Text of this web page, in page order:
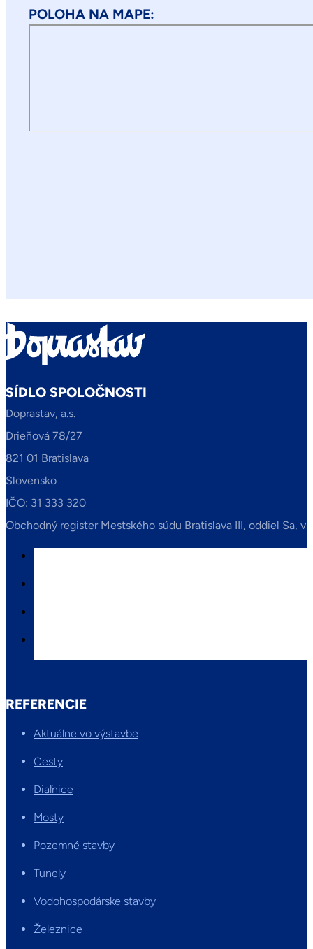
POLOHA NA MAPE:
SÍDLO SPOLOČNOSTI
Doprastav, a.s.
Drieňová 78/27
821 01 Bratislava
Slovensko
IČO: 31 333 320
Obchodný register Mestského súdu Bratislava III, oddiel Sa,
REFERENCIE
Aktuálne vo výstavbe
Cesty
Diaľnice
Mosty
Pozemné stavby
Tunely
Vodohospodárske stavby
Železnice